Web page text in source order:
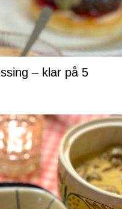
– klar på 5